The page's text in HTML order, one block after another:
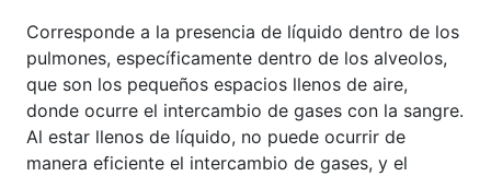
Corresponde a la presencia de líquido dentro de los
pulmones, específicamente dentro de los alveolos,
que son los pequeños espacios llenos de aire,
donde ocurre el intercambio de gases con la sangre.
Al estar llenos de líquido, no puede ocurrir de
manera eficiente el intercambio de gases, y el